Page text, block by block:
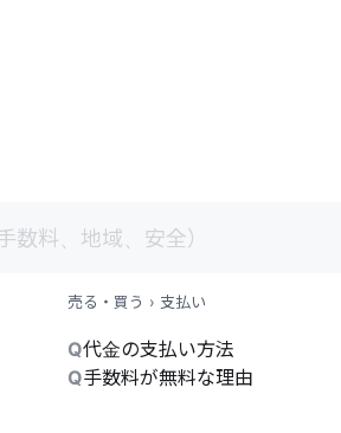
売る・買う › 支払い
Q代金の支払い方法
Q手数料が無料な理由